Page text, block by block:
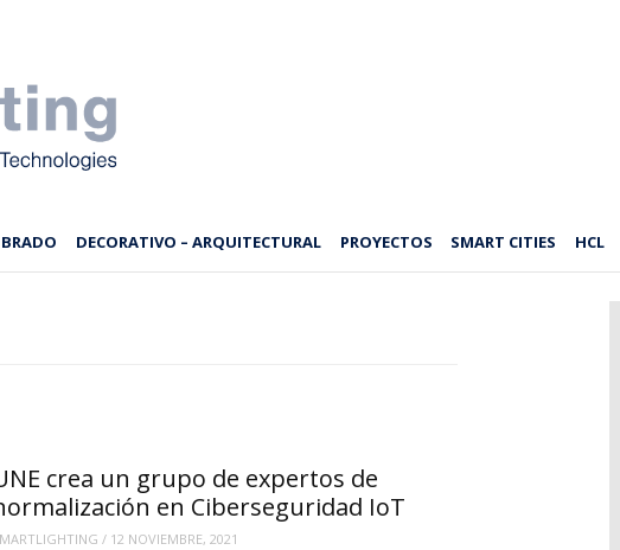
DECORATIVO – ARQUITECTURAL PROYECTOS SMART CITIES HCL
crea un grupo de expertos de
en Ciberseguridad IoT
/ 12 NOVIEMBRE, 2021